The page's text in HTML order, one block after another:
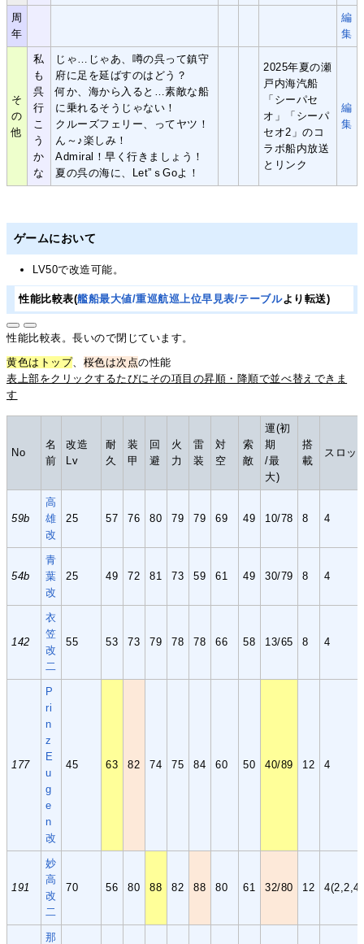
周
年
編
集
そ
の
他
私
も
呉
行
こ
う
か
な
じゃ…じゃあ、噂の呉って鎮守
府に足を延ばすのはどう？
何か、海から入ると…素敵な船
に乗れるそうじゃない！
クルーズフェリー、ってヤツ！
ん～♪楽しみ！
Admiral！早く行きましょう！
夏の呉の海に、Let”ｓGoよ！
2025年夏の瀬
戸内海汽船
「シーパセ
オ」「シーパ
セオ2」のコ
ラボ船内放送
とリンク
編
集
ゲームにおいて
LV50で改造可能。
性能比較表(艦船最大値/重巡航巡上位早見表/テーブルより転送)
性能比較表。長いので閉じています。
黄色はトップ、 桜色は次点の性能
表上部をクリックするたびにその項目の昇順・降順で並べ替えできま
す
No
名
前
改造
Lv
耐
久
装
甲
回
避
火
力
雷
装
対
空
索
敵
運(初
期
/最
大)
搭
載
スロッ
59b
高
雄
改
25 57 76 80 79 79 69 49 10/78 8 4
54b
青
葉
改
25 49 72 81 73 59 61 49 30/79 8 4
142
衣
笠
改
二
55 53 73 79 78 78 66 58 13/65 8 4
177
P
ri
n
z
E
u
g
e
n
改
45 63 82 74 75 84 60 50 40/89 12 4
191
妙
高
改
二
70 56 80 88 82 88 80 61 32/80 12
那